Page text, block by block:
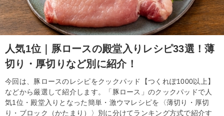
人気1位｜豚ロースの殿堂入りレシピ33選！薄
切り・厚切りなど別に紹介！
今回は、豚ロースのレシピをクックパッド【つくれぽ1000以上】
などから厳選して紹介します。「豚ロース」のクックパッドで人
気1位・殿堂入りとなった簡単・激ウマレシピを〈薄切り・厚切
り・ブロック（かたまり）〉別に分けてランキング方式で紹介す